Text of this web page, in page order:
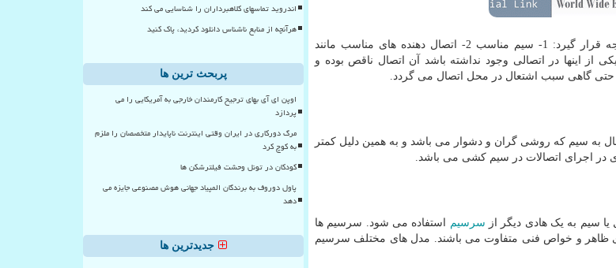
در اتصالات، برای داشتن یک اتصال امن و مطمئن بایستی سه چیز مورد توجه قرار گیرد: 1- سیم مناسب 2- اتصال دهنده های مناسب مانند
و اگر فقط یکی از اینها در اتصالی وجود نداشته باشد آن اتصال ناقص بوده و
حتی گاهی سبب اشتعال در محل اتصال می گردد.
به سیم که روشی گران و دشوار می باشد و به همین دلیل کمتر
در اجرای اتصالات در سیم کشی می باشد.
سیم به یک هادی دیگر از سرسیم استفاده می شود. سرسیم ها
ظاهر و خواص فنی متفاوت می باشند. مدل های مختلف سرسیم
اندروید تماسهای کلاهبرداران را شناسایی می کند
هرآنچه از منابع ناشناس دانلود کردید، پاک کنید
پربحث ترین ها
اوپن ای آی بهای ترجیح کارمندان خارجی به آمریکایی را می
پردازد
مرگ دورکاری در ایران وقتی اینترنت ناپایدار متخصصان را ملزم
به کوچ کرد
کودکان در تونل وحشت فیلترشکن ها
پاول دوروف به برندگان المپیاد جهانی هوش مصنوعی جایزه می
دهد
جدیدترین ها